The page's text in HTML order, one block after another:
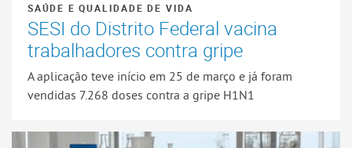
SAÚDE E QUALIDADE DE VIDA
SESI do Distrito Federal vacina
trabalhadores contra gripe
A aplicação teve início em 25 de março e já foram
vendidas 7.268 doses contra a gripe H1N1